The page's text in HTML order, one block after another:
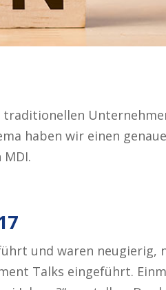
haben wir einen
und waren neugierig,
Talks eingeführt.